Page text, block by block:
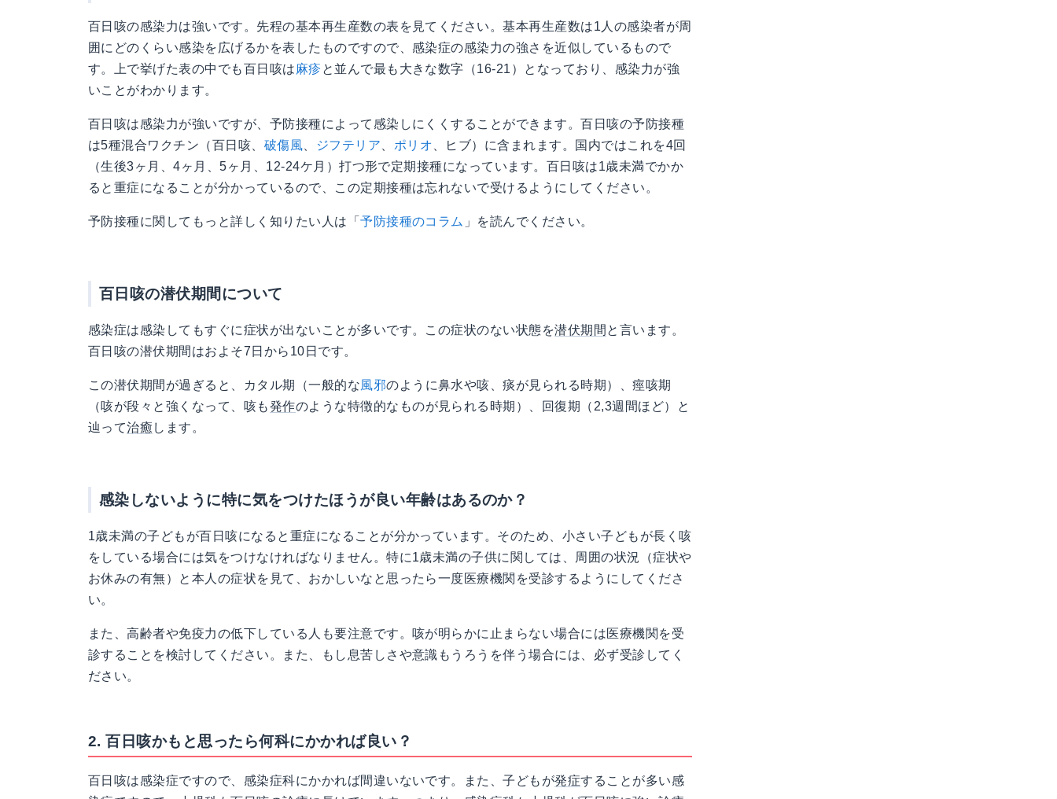
百日咳の感染力は強いです。先程の基本再生産数の表を見てください。基本再生産数は1人の感染者が周
囲にどのくらい感染を広げるかを表したものですので、感染症の感染力の強さを近似しているもので
す。上で挙げた表の中でも百日咳は麻疹 と並んで最も大きな数字（16-21）となっており、感染力が強
いことがわかります。
百日咳は感染力が強いですが、予防接種によって感染しにくくすることができます。百日咳の予防接種
は5種混合ワクチン（百日咳、 破傷風 ジフテリア ポリオ 、ヒブ）に含まれます。国内ではこれを4回
（生後3ヶ月、4ヶ月、5ヶ月、12-24ケ月）打つ形で定期接種になっています。百日咳は1歳未満でかか
ると重症になることが分かっているので、この定期接種は忘れないで受けるようにしてください。
予防接種に関してもっと詳しく知りたい人は「予防接種のコラム 」を読んでください。
百日咳の潜伏期間について
感染症は感染してもすぐに症状が出ないことが多いです。この症状のない状態を潜伏期間 と言います。
百日咳の潜伏期間はおよそ7日から10日です。
この潜伏期間が過ぎると、カタル期（一般的な風邪のように鼻水や咳、痰が見られる時期）、痙咳期
（咳が段々と強くなって、咳も発作のような特徴的なものが見られる時期）、回復期（2,3週間ほど）と
辿って治癒 します。
感染しないように特に気をつけたほうが良い年齢はあるのか？
1歳未満の子どもが百日咳になると重症になることが分かっています。そのため、小さい子どもが長く咳
をしている場合には気をつけなければなりません。特に1歳未満の子供に関しては、周囲の状況（症状や
お休みの有無）と本人の症状を見て、おかしいなと思ったら一度医療機関を受診するようにしてくださ
い。
また、高齢者や免疫力の低下している人も要注意です。咳が明らかに止まらない場合には医療機関を受
診することを検討してください。また、もし息苦しさや意識もうろうを伴う場合には、必ず受診してく
ださい。
2. 百日咳かもと思ったら何科にかかれば良い？
百日咳は感染症ですので、感染症科にかかれば間違いないです。また、子どもが発症することが多い感